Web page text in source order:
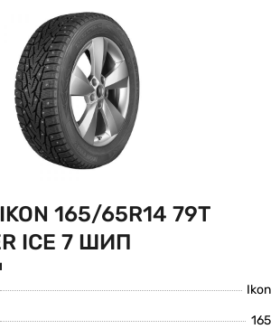
165/65R14 79T
ICE 7 ШИП
Ikon
165